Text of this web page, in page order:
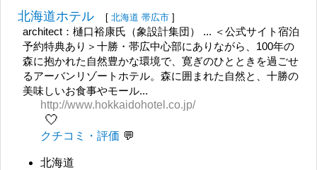
北海道ホテル [ 北海道 帯広市 ]
architect：樋口裕康氏（象設計集団） ... ＜公式サイト宿泊
予約特典あり＞十勝・帯広中心部にありながら、100年の
森に抱かれた自然豊かな環境で、寛ぎのひとときを過ごせ
るアーバンリゾートホテル。森に囲まれた自然と、十勝の
美味しいお食事やモール...
http://www.hokkaidohotel.co.jp/
🤍
クチコミ・評価
北海道